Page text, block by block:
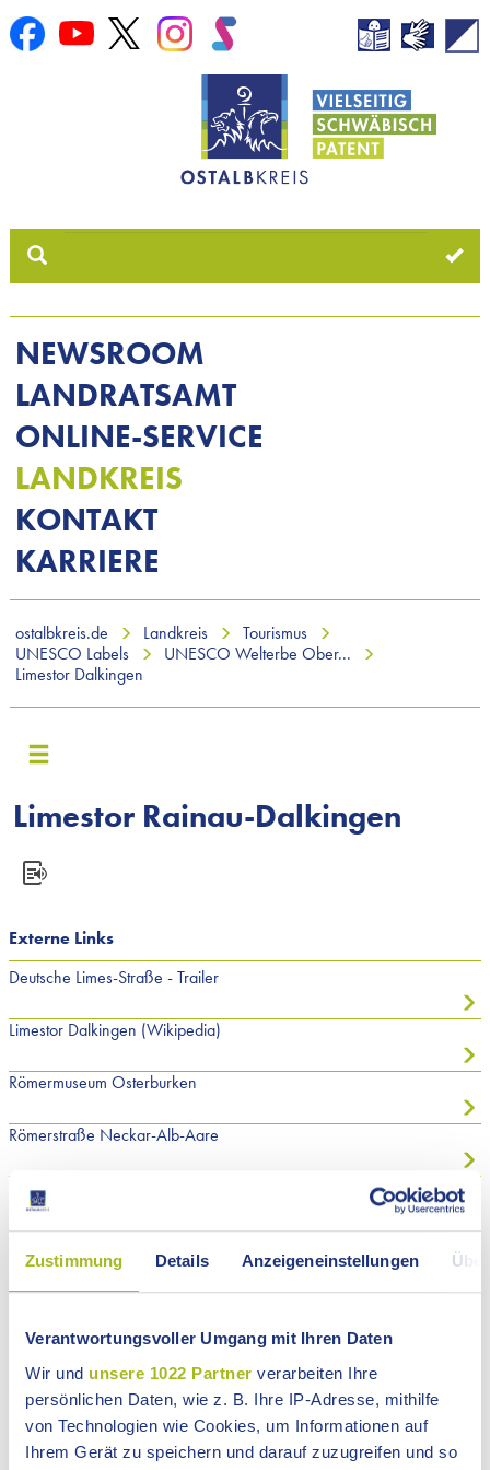
Zustimmung Details Anzeigeneinstellungen
Verantwortungsvoller Umgang mit Ihren Daten
Wir und unsere 1022 Partner verarbeiten Ihre
persönlichen Daten, wie z. B. Ihre IP-Adresse, mithilfe
von Technologien wie Cookies, um Informationen auf
Ihrem Gerät zu speichern und darauf zuzugreifen und so
NEWSROOM
LANDRATSAMT
ONLINE-SERVICE
LANDKREIS
KONTAKT
KARRIERE
ostalbkreis.de Landkreis
Tourismus
UNESCO Labels
UNESCO Welterbe Ober...
Limestor Dalkingen
Limestor Rainau-Dalkingen
Externe Links
Deutsche Limes-Straße - Trailer
Limestor Dalkingen (Wikipedia)
Römermuseum Osterburken
Römerstraße Neckar-Alb-Aare
Virtuell durch das Limestor Dalkingen
Limesmuseum Aalen
Deutscher Limeswanderweg Baden-Württemberg (Broschüre)
Limesinformationszentrum Baden-Württemberg
Bayerisches Limesinformationszentrum
Deutsche Limes-Straße (Broschüre)